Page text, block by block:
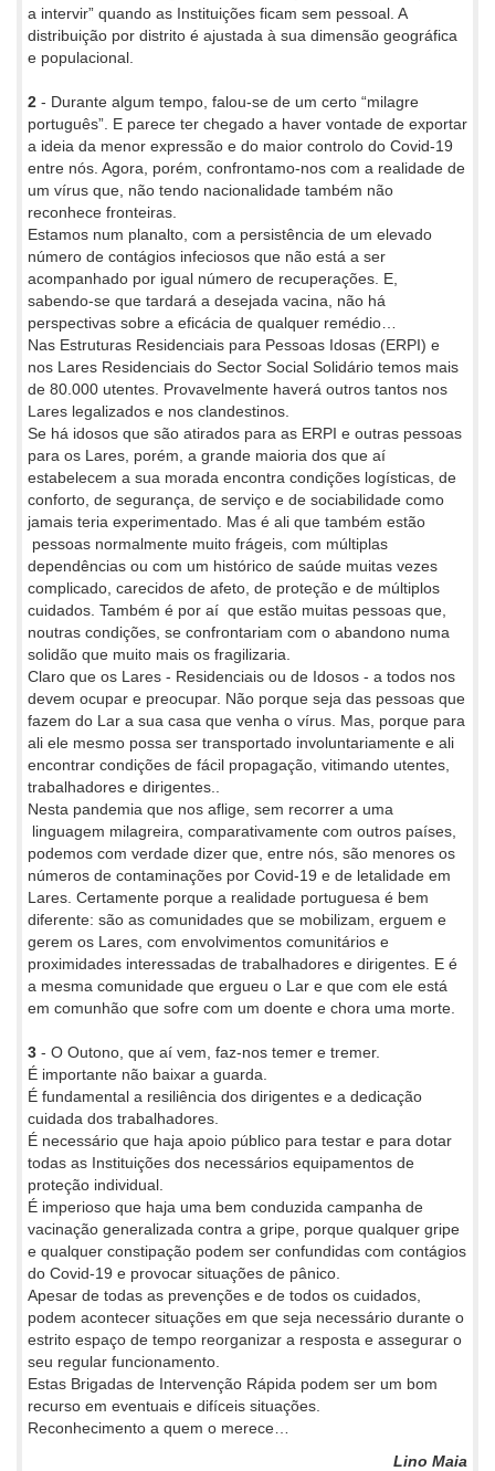
a intervir” quando as Instituições ficam sem pessoal. A
distribuição por distrito é ajustada à sua dimensão geográfica
e populacional.
2 - Durante algum tempo, falou-se de um certo “milagre
português”. E parece ter chegado a haver vontade de exportar
a ideia da menor expressão e do maior controlo do Covid-19
entre nós. Agora, porém, confrontamo-nos com a realidade de
um vírus que, não tendo nacionalidade também não
reconhece fronteiras.
Estamos num planalto, com a persistência de um elevado
número de contágios infeciosos que não está a ser
acompanhado por igual número de recuperações. E,
sabendo-se que tardará a desejada vacina, não há
perspectivas sobre a eficácia de qualquer remédio…
Nas Estruturas Residenciais para Pessoas Idosas (ERPI) e
nos Lares Residenciais do Sector Social Solidário temos mais
de 80.000 utentes. Provavelmente haverá outros tantos nos
Lares legalizados e nos clandestinos.
Se há idosos que são atirados para as ERPI e outras pessoas
para os Lares, porém, a grande maioria dos que aí
estabelecem a sua morada encontra condições logísticas, de
conforto, de segurança, de serviço e de sociabilidade como
jamais teria experimentado. Mas é ali que também estão
pessoas normalmente muito frágeis, com múltiplas
dependências ou com um histórico de saúde muitas vezes
complicado, carecidos de afeto, de proteção e de múltiplos
cuidados. Também é por aí que estão muitas pessoas que,
noutras condições, se confrontariam com o abandono numa
solidão que muito mais os fragilizaria.
Claro que os Lares - Residenciais ou de Idosos - a todos nos
devem ocupar e preocupar. Não porque seja das pessoas que
fazem do Lar a sua casa que venha o vírus. Mas, porque para
ali ele mesmo possa ser transportado involuntariamente e ali
encontrar condições de fácil propagação, vitimando utentes,
trabalhadores e dirigentes..
Nesta pandemia que nos aflige, sem recorrer a uma
linguagem milagreira, comparativamente com outros países,
podemos com verdade dizer que, entre nós, são menores os
números de contaminações por Covid-19 e de letalidade em
Lares. Certamente porque a realidade portuguesa é bem
diferente: são as comunidades que se mobilizam, erguem e
gerem os Lares, com envolvimentos comunitários e
proximidades interessadas de trabalhadores e dirigentes. E é
a mesma comunidade que ergueu o Lar e que com ele está
em comunhão que sofre com um doente e chora uma morte.
3 - O Outono, que aí vem, faz-nos temer e tremer.
É importante não baixar a guarda.
É fundamental a resiliência dos dirigentes e a dedicação
cuidada dos trabalhadores.
É necessário que haja apoio público para testar e para dotar
todas as Instituições dos necessários equipamentos de
proteção individual.
É imperioso que haja uma bem conduzida campanha de
vacinação generalizada contra a gripe, porque qualquer gripe
e qualquer constipação podem ser confundidas com contágios
do Covid-19 e provocar situações de pânico.
Apesar de todas as prevenções e de todos os cuidados,
podem acontecer situações em que seja necessário durante o
estrito espaço de tempo reorganizar a resposta e assegurar o
seu regular funcionamento.
Estas Brigadas de Intervenção Rápida podem ser um bom
recurso em eventuais e difíceis situações.
Reconhecimento a quem o merece…
Lino Maia